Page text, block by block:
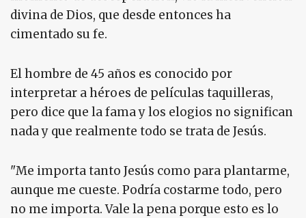
divina de Dios, que desde entonces ha
cimentado su fe.
El hombre de 45 años es conocido por
interpretar a héroes de películas taquilleras,
pero dice que la fama y los elogios no significan
nada y que realmente todo se trata de Jesús.
"Me importa tanto Jesús como para plantarme,
aunque me cueste. Podría costarme todo, pero
no me importa. Vale la pena porque esto es lo